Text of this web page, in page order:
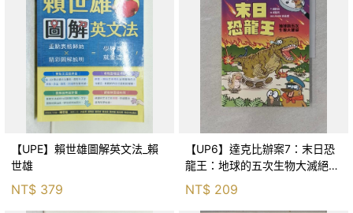
【UPE】賴世雄圖解英文法_賴
世雄
NT$ 379
【UP6】達克比辦案7：末日恐
龍王：地球的五次生物大滅絕_
胡妙芬
NT$ 209